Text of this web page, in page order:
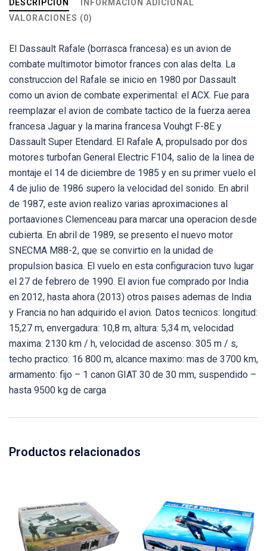
DESCRIPCIÓN
INFORMACIÓN ADICIONAL
VALORACIONES (0)
El Dassault Rafale (borrasca francesa) es un avion de
combate multimotor bimotor frances con alas delta. La
construccion del Rafale se inicio en 1980 por Dassault
como un avion de combate experimental: el ACX. Fue para
reemplazar el avion de combate tactico de la fuerza aerea
francesa Jaguar y la marina francesa Vouhgt F-8E y
Dassault Super Etendard. El Rafale A, propulsado por dos
motores turbofan General Electric F104, salio de la linea de
montaje el 14 de diciembre de 1985 y en su primer vuelo el
4 de julio de 1986 supero la velocidad del sonido. En abril
de 1987, este avion realizo varias aproximaciones al
portaaviones Clemenceau para marcar una operacion desde
cubierta. En abril de 1989, se presento el nuevo motor
SNECMA M88-2, que se convirtio en la unidad de
propulsion basica. El vuelo en esta configuracion tuvo lugar
el 27 de febrero de 1990. El avion fue comprado por India
en 2012, hasta ahora (2013) otros paises ademas de India
y Francia no han adquirido el avion. Datos tecnicos: longitud:
15,27 m, envergadura: 10,8 m, altura: 5,34 m, velocidad
maxima: 2130 km / h, velocidad de ascenso: 305 m / s,
techo practico: 16 800 m, alcance maximo: mas de 3700 km,
armamento: fijo – 1 canon GIAT 30 de 30 mm, suspendido –
hasta 9500 kg de carga
Productos relacionados